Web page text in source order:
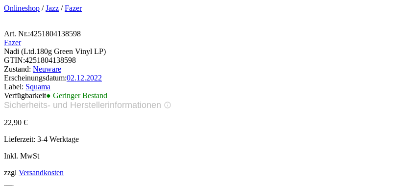
Onlineshop /Jazz /Fazer
Art. Nr.:4251804138598
Fazer
Nadi (Ltd.180g Green Vinyl LP)
GTIN:4251804138598
Zustand: Neuware
Erscheinungsdatum:02.12.2022
Label: Squama
Verfügbarkeit● Geringer Bestand
Sicherheits- und Herstellerinformationen
22,90 €
Lieferzeit: 3-4 Werktage
Inkl. MwSt
zzgl Versandkosten